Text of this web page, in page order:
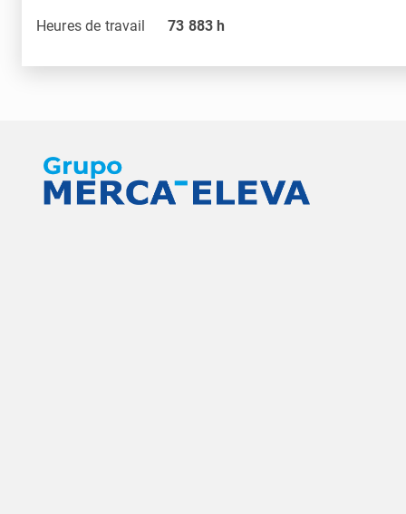
Heures de travail 73 883h